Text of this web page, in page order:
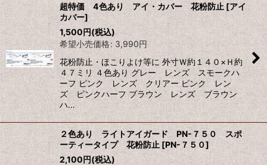
超特価 4色あり アイ・カバー 花粉防止 [アイ
カバー]
1,500円(税込)
希望小売価格: 3,990円
花粉防止・ほこりよけ等に 外寸Ｗ約１４０×Ｈ約
４７ミリ ４色あり グレー レンズ スモークハ
ーフ ピンク レンズ クリアー ピンク レン
ズ ピンクハーフ ブラウン レンズ ブラウン
ハ…
２色あり ライトアイガード PN-７５０ スポ
ーティータイプ 花粉防止 [PN-７５０]
2,100円(税込)